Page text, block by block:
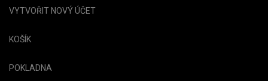
VYTVOŘIT NOVÝ ÚČET
KOŠÍK
POKLADNA